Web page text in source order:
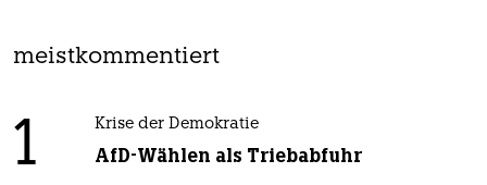
meistkommentiert
1 Krise der Demokratie
AfD-Wählen als Triebabfuhr